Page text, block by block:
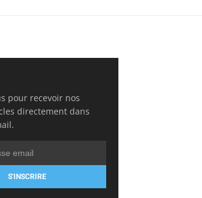
pour recevoir nos
directement dans
S'INSCRIRE